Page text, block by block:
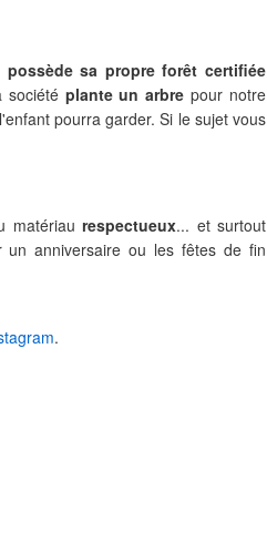
possède sa propre forêt certifiée
société plante un arbrepour notre
pourra garder. Si le sujet vous
matériaurespectueux... et surtout
un anniversaire ou les fêtes de fin
.